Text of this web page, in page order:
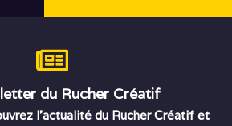
du Rucher Créatif
l’actualité du Rucher Créatif et